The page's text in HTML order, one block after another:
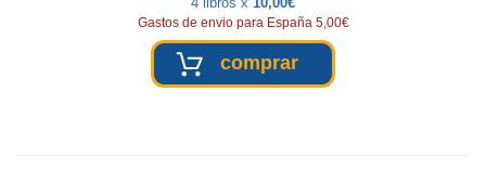
Gastos de envio para España 5,00€
comprar